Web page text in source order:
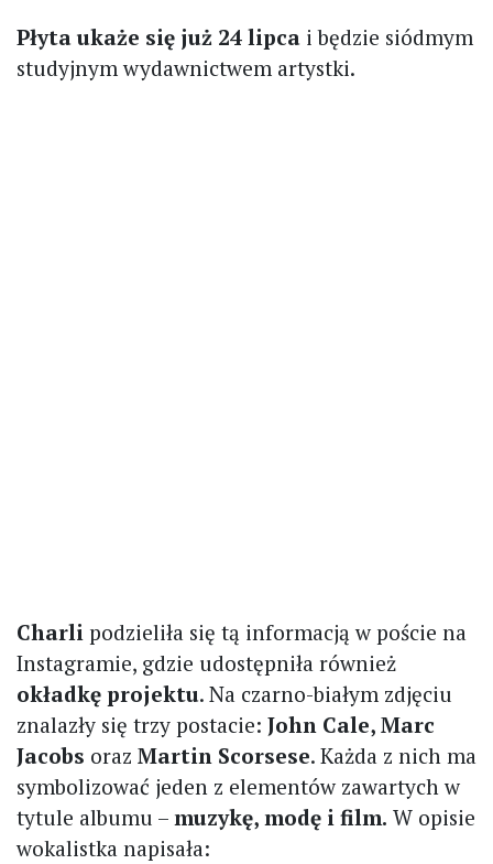
Płyta ukaże się już 24 lipca i będzie siódmym
studyjnym wydawnictwem artystki.
Charli podzieliła się tą informacją w poście na
Instagramie, gdzie udostępniła również
okładkę projektu. Na czarno-białym zdjęciu
znalazły się trzy postacie: John Cale, Marc
Jacobs oraz Martin Scorsese. Każda z nich ma
symbolizować jeden z elementów zawartych w
tytule albumu – muzykę, modę i film. W opisie
wokalistka napisała: